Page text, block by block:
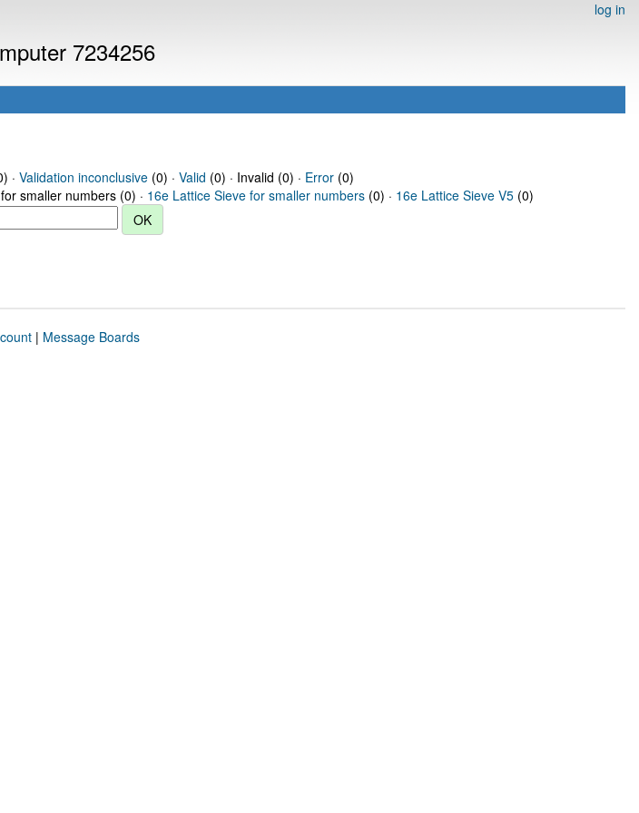
log in
7234256
· Validation inconclusive(0) · Valid (0) · Invalid (0) · Error(0)
smaller numbers (0) · 16e Lattice Sieve for smaller numbers (0) · 16e Lattice Sieve V5 (0)
| Message Boards